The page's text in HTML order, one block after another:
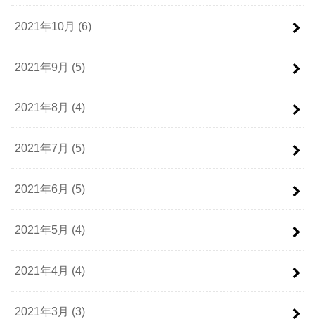
2021年10月 (6)
2021年9月 (5)
2021年8月 (4)
2021年7月 (5)
2021年6月 (5)
2021年5月 (4)
2021年4月 (4)
2021年3月 (3)